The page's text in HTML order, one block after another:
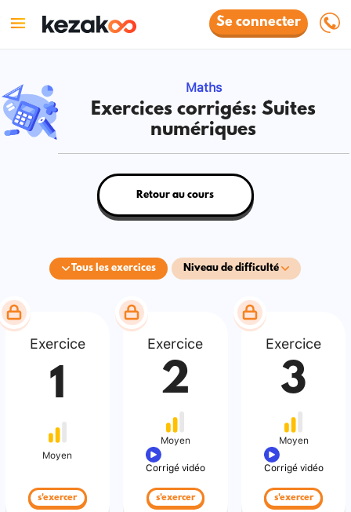
Se connecter
Maths
Exercices corrigés: Suites
numériques
Tous les exercices Niveau de difficulté
Retour au cours
Exercice
1
Moyen
s'exercer
Exercice
2
Moyen
Corrigé vidéo
s'exercer
Exercice
3
Moyen
Corrigé vidéo
s'exercer